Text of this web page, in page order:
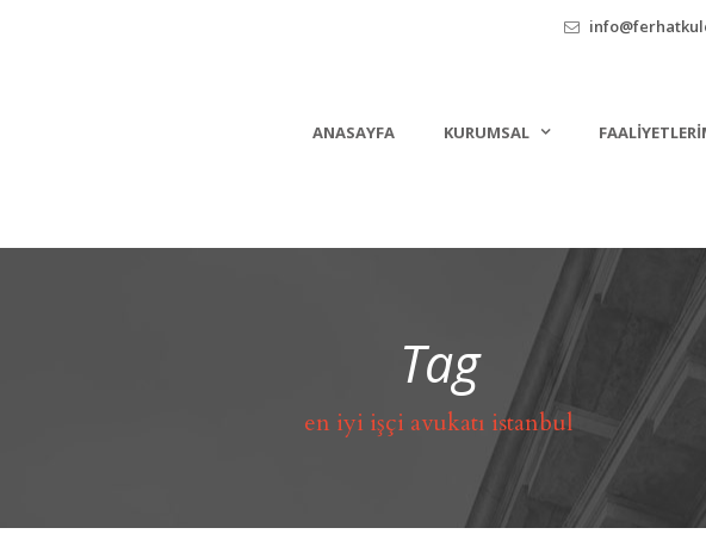
ANASAYFA KURUMSAL
Tag
en iyi işçi avukatı istanbul